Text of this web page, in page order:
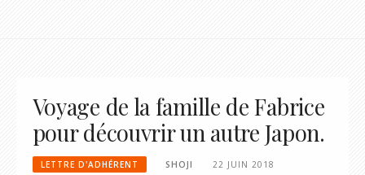
Voyage de la famille de Fabrice
pour découvrir un autre Japon.
LETTRE D'ADHÉRENT SHOJI 22 JUIN 2018